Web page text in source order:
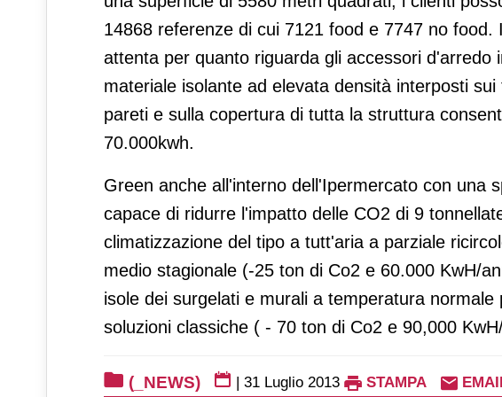
14868 referenze di cui 7121 food e 7747 no
attenta per quanto riguarda gli accessori d'arredo
materiale isolante ad elevata densità interposti
pareti e sulla copertura di tutta la struttura
70.000kwh.
Green anche all'interno dell'Ipermercato con una
capace di ridurre l'impatto delle CO2 di 9
climatizzazione del tipo a tutt'aria a parziale
medio stagionale (-25 ton di Co2 e 60.000 KwH/
isole dei surgelati e murali a temperatura
soluzioni classiche ( - 70 ton di Co2 e 90,000
(_NEWS) | 31 Luglio 2013 STAMPA